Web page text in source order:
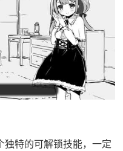
独特的可解锁技能，一定